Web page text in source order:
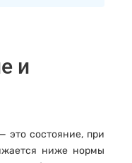
и
— это состояние, при
ниже нормы